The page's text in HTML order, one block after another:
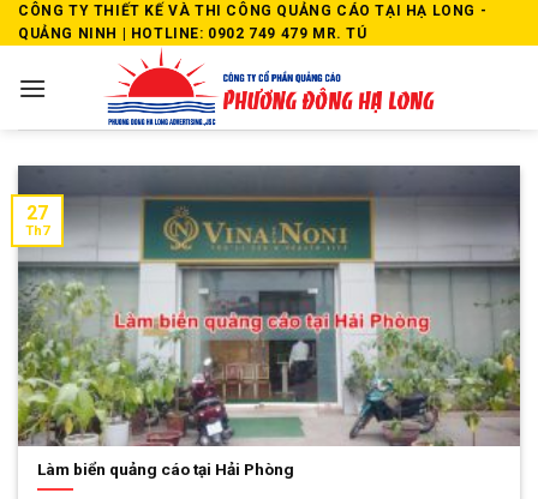
Skip
to
CÔNG TY THIẾT KẾ VÀ THI CÔNG QUẢNG CÁO TẠI HẠ LONG -
QUẢNG NINH | HOTLINE: 0902 749 479 MR. TÚ
Làm biển quảng cáo tại Hải Phòng
27
Th7